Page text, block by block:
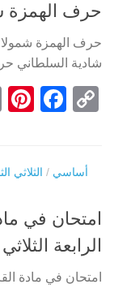
حرف الهمزة
حرف الهمزة شمولا
شادية السلطاني
Copy
أساسي / الثلاثي
امتحان في
الرابعة
امتحان في مادة